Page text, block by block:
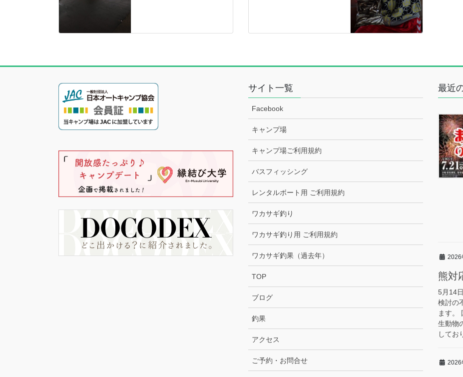
サイト一覧
Facebook
キャンプ場
キャンプ場ご利用規約
バスフィッシング
レンタルボート用 ご利用規約
ワカサギ釣り
ワカサギ釣り用 ご利用規約
ワカサギ釣果（過去年）
TOP
ブログ
釣果
アクセス
ご予約・お問合せ
最近
2026
熊対
5月14
検討の
ます。
生動物
してお
2026